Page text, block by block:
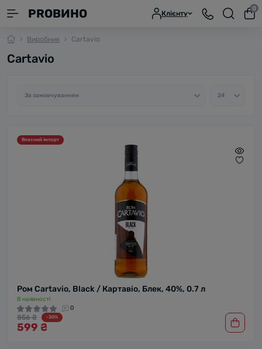
PROВИНО Клієнту
0
Виробник Cartavio
Cartavio
Власний імпорт
Ром Cartavio, Black / Картавіо, Блек, 40%, 0.7 л
В наявності
0
856 ₴ -30%
599 ₴